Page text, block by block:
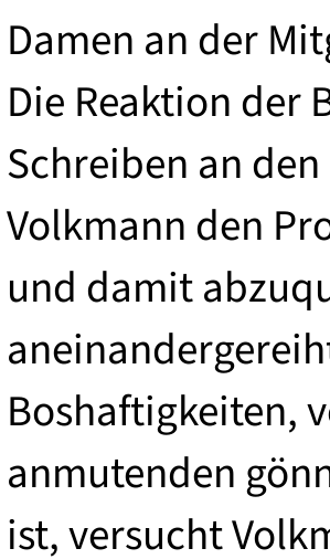
Damen an der
Die Reaktion der
Schreiben an
Volkmann den
und damit
Boshaftigkeiten,
anmutenden
ist, versucht